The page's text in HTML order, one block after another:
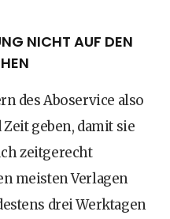
NICHT AUF DEN
des Aboservice also
geben, damit sie
zeitgerecht
meisten Verlagen
drei Werktagen